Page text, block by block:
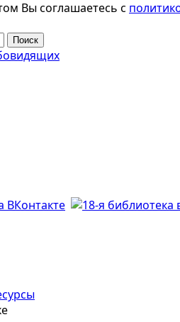
содержанию
Вы соглашаетесь с